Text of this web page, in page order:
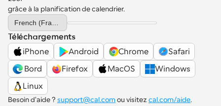
grâce à la planification de calendrier.
Select Language
Téléchargements
iPhone
Android Chrome
Safari
Bord
Firefox MacOS
Windows
Linux
Besoin d'aide ? support@cal.com ou visitez cal.com/aide.